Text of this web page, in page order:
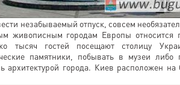
незабываемый отпуск, совсем
живописным городам Европы относится
тысяч гостей посещают столицу
памятники, побывать в музеи либо
архитектурой города. Киев расположен на